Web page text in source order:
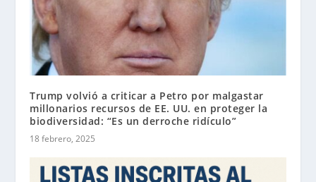
Trump volvió a criticar a Petro por malgastar
millonarios recursos de EE. UU. en proteger la
biodiversidad: “Es un derroche ridículo”
18 febrero, 2025